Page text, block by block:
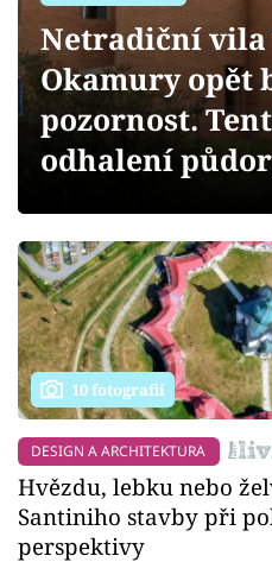
Přihlášení
Sledujte nás
Netradiční vila
Okamury opět
pozornost.
odhalení
10 fotografií
DESIGN A ARCHITEKTURA
Hvězdu, lebku nebo
Santiniho stavby při
perspektivy